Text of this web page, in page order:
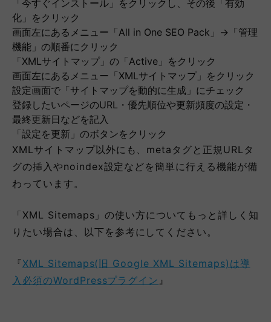
「今すぐインストール」をクリックし、その後「有効
化」をクリック
画面左にあるメニュー「All in One SEO Pack」→「管理
機能」の順番にクリック
「XMLサイトマップ」の「Active」をクリック
画面左にあるメニュー「XMLサイトマップ」をクリック
設定画面で「サイトマップを動的に生成」にチェック
登録したいページのURL・優先順位や更新頻度の設定・
最終更新日などを記入
「設定を更新」のボタンをクリック
XMLサイトマップ以外にも、metaタグと正規URLタ
グの挿入やnoindex設定などを簡単に行える機能が備
わっています。
「XML Sitemaps」の使い方についてもっと詳しく知
りたい場合は、以下を参考にしてください。
『 XML Sitemaps(旧 Google XML Sitemaps)は導
入必須のWordPressプラグイン 』